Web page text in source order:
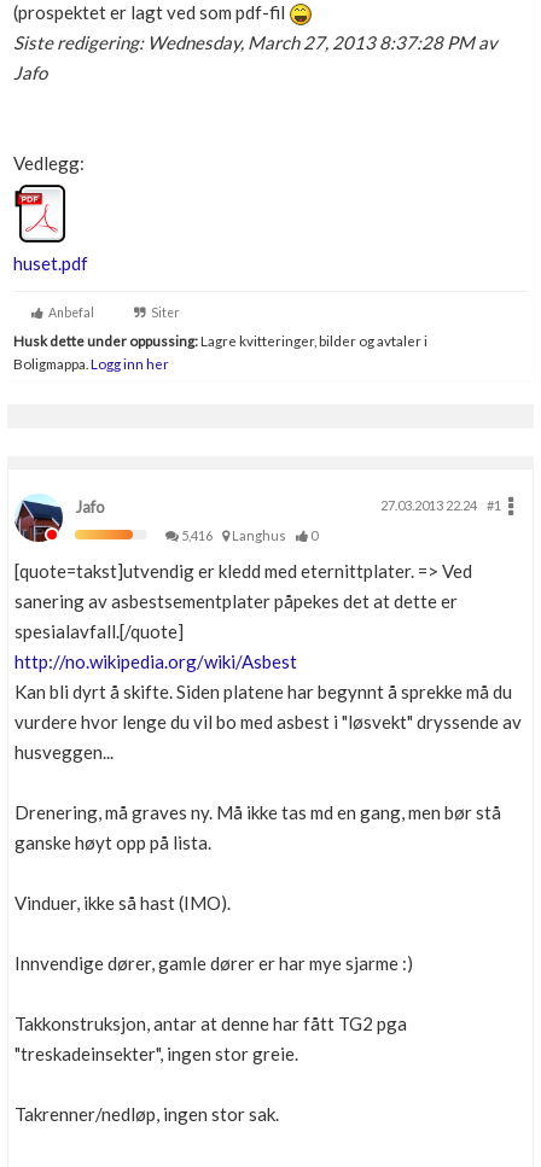
(prospektet er lagt ved som pdf-fil
Siste redigering: Wednesday, March 27, 2013 8:37:28 PM av
Jafo
Vedlegg:
huset.pdf
Anbefal Siter
Husk dette under oppussing:Lagre kvitteringer, bilder og avtaler i
Boligmappa. Logg inn her
Jafo 27.03.2013 22.24
#1
5,416
Langhus 0
[quote=takst]utvendig er kledd med eternittplater. => Ved
sanering av asbestsementplater påpekes det at dette er
spesialavfall.[/quote]
http://no.wikipedia.org/wiki/Asbest
Kan bli dyrt å skifte. Siden platene har begynnt å sprekke må du
vurdere hvor lenge du vil bo med asbest i "løsvekt" dryssende av
husveggen...
Drenering, må graves ny. Må ikke tas md en gang, men bør stå
ganske høyt opp på lista.
Vinduer, ikke så hast (IMO).
Innvendige dører, gamle dører er har mye sjarme :)
Takkonstruksjon, antar at denne har fått TG2 pga
"treskadeinsekter", ingen stor greie.
Takrenner/nedløp, ingen stor sak.